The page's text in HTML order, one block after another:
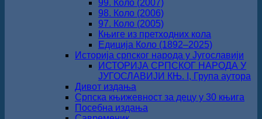
99. Коло (2007)
98. Коло (2006)
97. Коло (2005)
Књиге из претходних кола
Едиција Коло (1892‒2025)
Историја српског народа у Југославији
ИСТОРИЈА СРПСКОГ НАРОДА У
ЈУГОСЛАВИЈИ КЊ. I, Група аутора
Дивот издања
Српска књижевност за децу у 30 књига
Посебна издања